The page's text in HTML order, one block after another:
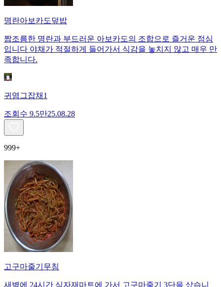
명란아보카도덮밥
짭조름한 명란과 부드러운 아보카도의 조합으로 즐거운 점심
입니다 야채가 적절하게 들어가서 식감을 놓치지 않고 매우 만
족합니다.
귀염그잡채1
조회수 9.5만25.08.28
999+
고구마줄기무침
새벽에 24시간 식자재마트에 가서 고구마줄기 3단을 샀습니